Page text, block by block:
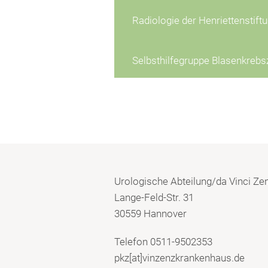
Radiologie der
Selbsthilfegruppe
Urologische Abteilung/da Vinci
Lange-Feld-Str. 31
30559 Hannover
Telefon 0511-9502353
pkz[at]vinzenzkrankenhaus.de